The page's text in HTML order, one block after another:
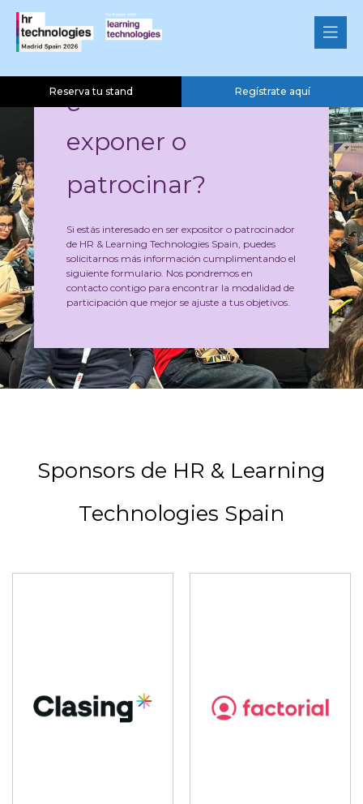
Reserva tu stand Regístrate aquí
¿Interesado en
exponer o
patrocinar?
Si estás interesado en ser expositor o patrocinador
de HR & Learning Technologies Spain, puedes
solicitarnos más información cumplimentando el
siguiente formulario. Nos pondremos en
contacto contigo para encontrar la modalidad de
participación que mejor se ajuste a tus objetivos.
Sponsors de HR & Learning
Technologies Spain